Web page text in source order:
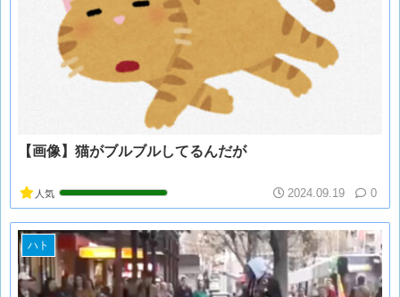
【画像】猫がブルブルしてるんだが
人気 2024.09.19 0
ハト